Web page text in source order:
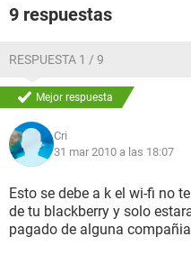
9 respuestas
RESPUESTA 1 / 9
Mejor respuesta
Cri
31 mar 2010 a las 18:07
Esto se debe a k el wi-fi no
de tu blackberry y solo
pagado de alguna